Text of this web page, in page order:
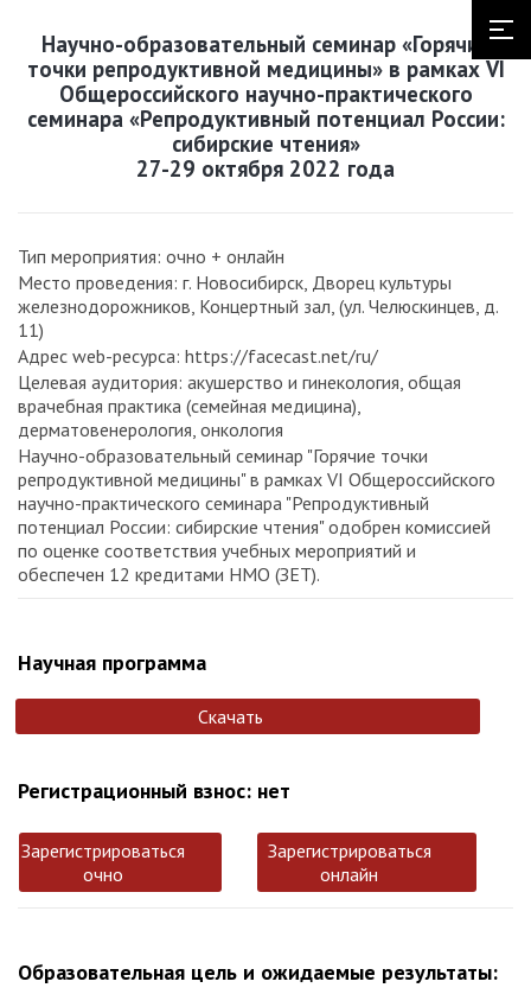
Научно-образовательный семинар «Горячие
точки репродуктивной медицины» в рамках VI
Общероссийского научно-практического
семинара «Репродуктивный потенциал России:
сибирские чтения»
27-29 октября 2022 года
Тип мероприятия: очно + онлайн
Место проведения: г. Новосибирск, Дворец культуры
железнодорожников, Концертный зал, (ул. Челюскинцев, д.
11)
Адрес web-ресурса: https://facecast.net/ru/
Целевая аудитория: акушерство и гинекология, общая
врачебная практика (семейная медицина),
дерматовенерология, онкология
Научно-образовательный семинар "Горячие точки
репродуктивной медицины" в рамках VI Общероссийского
научно-практического семинара "Репродуктивный
потенциал России: сибирские чтения" одобрен комиссией
по оценке соответствия учебных мероприятий и
обеспечен 12 кредитами НМО (ЗЕТ).
Научная программа
Скачать
Регистрационный взнос: нет
Зарегистрироваться
очно
Зарегистрироваться
онлайн
Образовательная цель и ожидаемые результаты: